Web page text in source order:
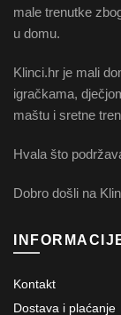
male trenutke
u domu.
Klinci.hr je mali
igračkama,
maštu i sretne
Hvala što
Dobro došli na
Kontakt
Dostava i plaćanje